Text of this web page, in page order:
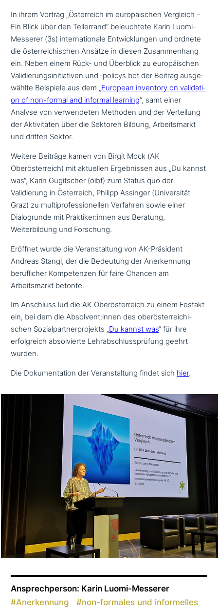
In ihrem Vortrag „Österreich im euro­päi­schen Vergleich –
Ein Blick über den Tellerrand“ beleuch­te­te Karin Luomi-
Messerer (3s) inter­na­tio­na­le Entwicklungen und ordnete
die öster­rei­chi­schen Ansätze in diesen Zusammenhang
ein. Neben einem Rück- und Überblick zu euro­päi­schen
Validierungsinitiativen und ‑policys bot der Beitrag aus­ge­
wähl­te Beispiele aus dem „European inventory on vali­da­ti­
on of non-formal and informal learning“, samt einer
Analyse von ver­wen­de­ten Methoden und der Verteilung
der Aktivitäten über die Sektoren Bildung, Arbeitsmarkt
und dritten Sektor.
Weitere Beiträge kamen von Birgit Mock (AK
Oberösterreich) mit aktuellen Ergebnissen aus „Du kannst
was“, Karin Gugitscher (öibf) zum Status quo der
Validierung in Österreich, Philipp Assinger (Universität
Graz) zu mul­ti­pro­fes­sio­nel­len Verfahren sowie einer
Dialogrunde mit Praktiker:innen aus Beratung,
Weiterbildung und Forschung.
Eröffnet wurde die Veranstaltung von AK-Präsident
Andreas Stangl, der die Bedeutung der Anerkennung
beruf­li­cher Kompetenzen für faire Chancen am
Arbeitsmarkt betonte.
Im Anschluss lud die AK Oberösterreich zu einem Festakt
ein, bei dem die Absolvent:innen des ober­öster­rei­chi­
schen Sozialpartnerprojekts „Du kannst was“ für ihre
erfolg­reich absol­vier­te Lehrabschlussprüfung geehrt
wurden.
Die Dokumentation der Veranstaltung findet sich hier.
Ansprechperson: Karin Luomi-Messerer
#Anerkennung #non-formales und informelles